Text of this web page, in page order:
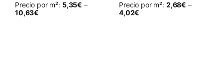
Precio por m²: 5,35€ –
10,63€
Este producto tiene múltiples variantes. Las opciones se
Precio por m²: 2,68€ –
4,02€
Este producto tiene múltiples